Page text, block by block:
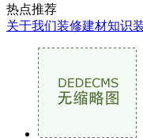
热点推荐
关于我们装修建材知识